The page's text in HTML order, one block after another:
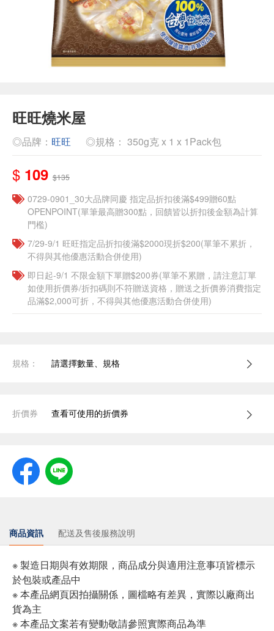
旺旺燒米屋
◎品牌： 旺旺 ◎規格： 350g克 x 1 x 1Pack包
$ 109 $135
0729-0901_30大品牌同慶 指定品折扣後滿$499贈60點
OPENPOINT(單筆最高贈300點，回饋皆以折扣後金額為計算
門檻)
7/29-9/1 旺旺指定品折扣後滿$2000現折$200(單筆不累折，
不得與其他優惠活動合併使用)
即日起-9/1 不限金額下單贈$200券(單筆不累贈，請注意訂單
如使用折價券/折扣碼則不符贈送資格，贈送之折價券消費指定
品滿$2,000可折，不得與其他優惠活動合併使用)
規格： 請選擇數量、規格
折價券 查看可使用的折價券
商品資訊 配送及售後服務說明
※ 製造日期與有效期限，商品成分與適用注意事項皆標示
於包裝或產品中
※ 本產品網頁因拍攝關係，圖檔略有差異，實際以廠商出
貨為主
※ 本產品文案若有變動敬請參照實際商品為準